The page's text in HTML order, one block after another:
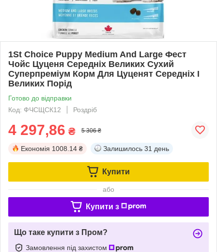
1St Choice Puppy Medium And Large Фест
Чойс Цуценя Середніх Великих Сухий
Суперпреміум Корм Для Цуценят Середніх І
Великих Порід
Готово до відправки
Код: ФЧСЩСК12
Роздріб
4 297,86 ₴ 5 306 ₴
Економія 1008.14 ₴ Залишилось 31 день
Купити
або
Купити з
Що таке купити з Пром?
Замовлення під захистом